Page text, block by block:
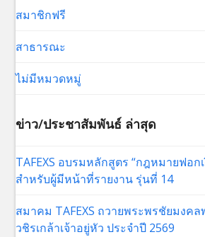
สมาชิกฟรี
สาธารณะ
ไม่มีหมวดหมู่
ข่าว/ประชาสัมพันธ์ ล่าสุด
TAFEXS อบรมหลักสูตร “กฎหมายฟอก
สำหรับผู้มีหน้าที่รายงาน รุ่นที่ 14
สมาคม TAFEXS ถวายพระพรชัยมงค
วชิรเกล้าเจ้าอยู่หัว ประจำปี 2569